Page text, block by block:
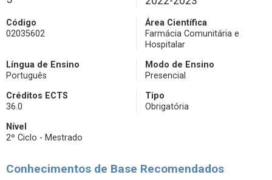
Código
02035602
Área Científica
Farmácia Comunitária e
Hospitalar
Língua de Ensino
Português
Modo de Ensino
Presencial
Créditos ECTS
36.0
Tipo
Obrigatória
Nível
2º Ciclo - Mestrado
Conhecimentos de Base Recomendados